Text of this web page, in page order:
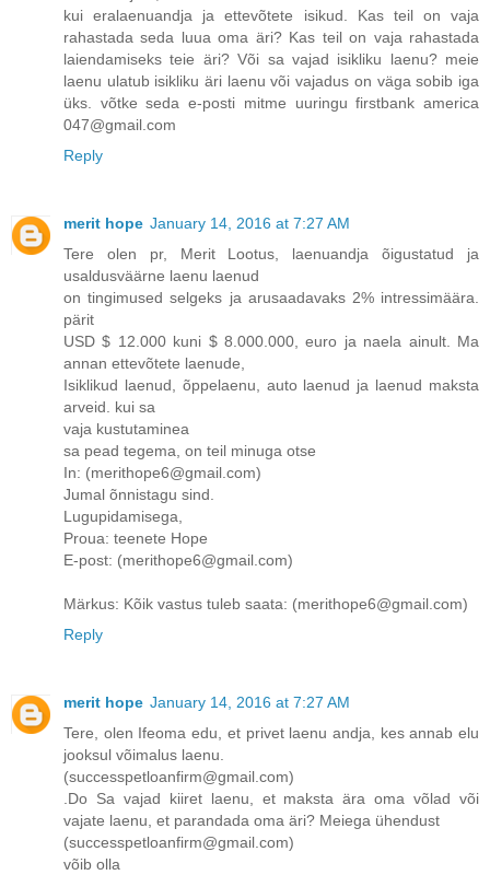
kui eralaenuandja ja ettevõtete isikud. Kas teil on vaja
rahastada seda luua oma äri? Kas teil on vaja rahastada
laiendamiseks teie äri? Või sa vajad isikliku laenu? meie
laenu ulatub isikliku äri laenu või vajadus on väga sobib iga
üks. võtke seda e-posti mitme uuringu firstbank america
047@gmail.com
Reply
merit hope January 14, 2016 at 7:27 AM
Tere olen pr, Merit Lootus, laenuandja õigustatud ja
usaldusväärne laenu laenud
on tingimused selgeks ja arusaadavaks 2% intressimäära.
pärit
USD $ 12.000 kuni $ 8.000.000, euro ja naela ainult. Ma
annan ettevõtete laenude,
Isiklikud laenud, õppelaenu, auto laenud ja laenud maksta
arveid. kui sa
vaja kustutaminea
sa pead tegema, on teil minuga otse
In: (merithope6@gmail.com)
Jumal õnnistagu sind.
Lugupidamisega,
Proua: teenete Hope
E-post: (merithope6@gmail.com)
Märkus: Kõik vastus tuleb saata: (merithope6@gmail.com)
Reply
merit hope January 14, 2016 at 7:27 AM
Tere, olen Ifeoma edu, et privet laenu andja, kes annab elu
jooksul võimalus laenu.
(successpetloanfirm@gmail.com)
.Do Sa vajad kiiret laenu, et maksta ära oma võlad või
vajate laenu, et parandada oma äri? Meiega ühendust
(successpetloanfirm@gmail.com)
võib olla